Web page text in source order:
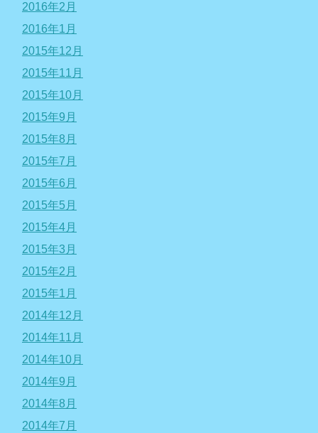
2016年2月
2016年1月
2015年12月
2015年11月
2015年10月
2015年9月
2015年8月
2015年7月
2015年6月
2015年5月
2015年4月
2015年3月
2015年2月
2015年1月
2014年12月
2014年11月
2014年10月
2014年9月
2014年8月
2014年7月